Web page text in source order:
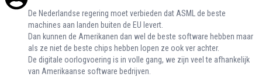
De Nederlandse regering moet verbieden dat ASML de beste
machines aan landen buiten de EU levert.
Dan kunnen de Amerikanen dan wel de beste software hebben maar
als ze niet de beste chips hebben lopen ze ook ver achter.
De digitale oorlogvoering is in volle gang, we zijn veel te afhankelijk
van Amerikaanse software bedrijven.